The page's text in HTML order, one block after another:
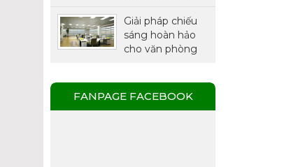
Giải pháp chiếu
sáng hoàn hảo
cho văn phòng
FANPAGE FACEBOOK